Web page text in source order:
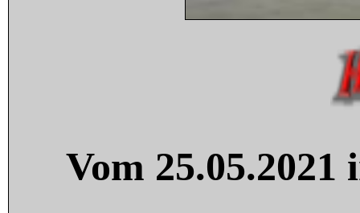
Vom